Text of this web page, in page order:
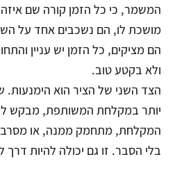
המשמר, כי כל הזמן קורה שם
מושכת לו, הם נשכבים אחד על
הם מציקים, כל הזמן יש עניין
ולא בקטע טוב.
הצד השני של הציר הוא
יותר במקלחת המשותפת, מבקש
המקלחת, מתחמק ממנה, או מסרב
בלי הסבר. זו גם יכולה להיות דרך